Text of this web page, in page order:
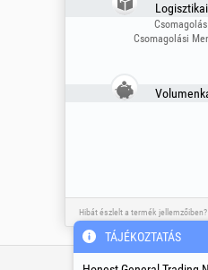
Csomagolási
Hibát észlelt a termék jellemzőiben?
TÁJÉKOZTATÁS